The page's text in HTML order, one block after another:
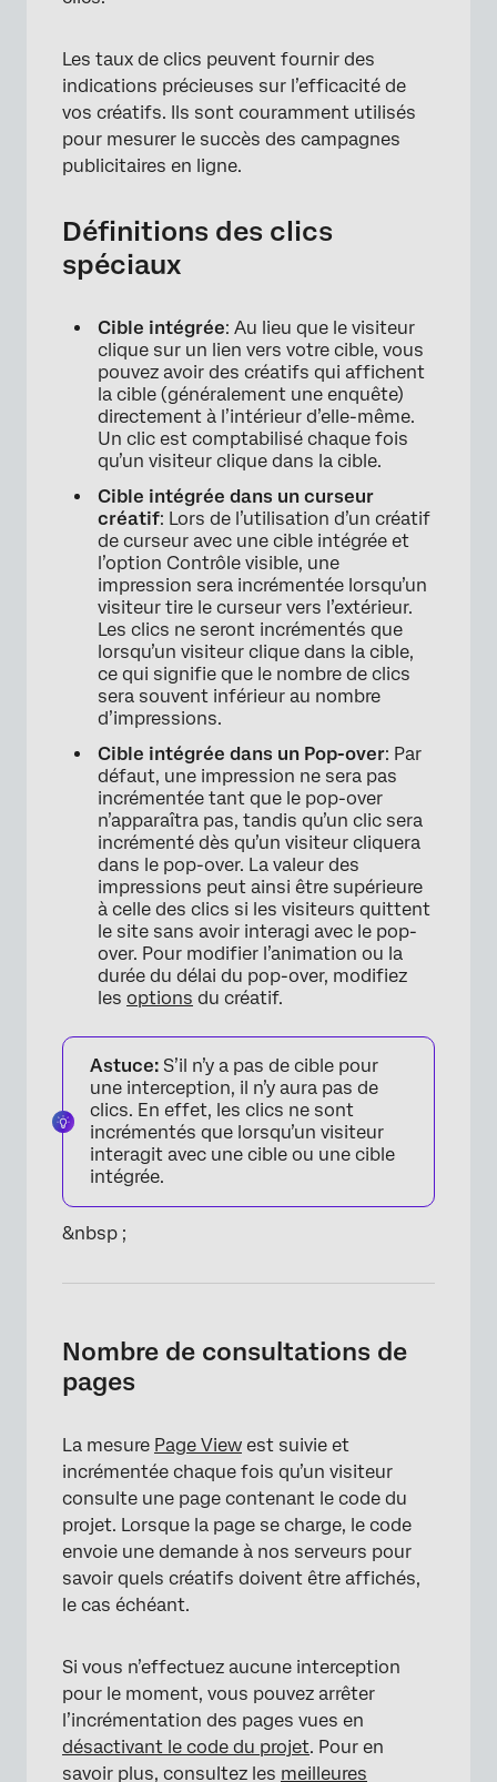
Les taux de clics peuvent fournir des
indications précieuses sur l’efficacité de
vos créatifs. Ils sont couramment utilisés
pour mesurer le succès des campagnes
publicitaires en ligne.
Définitions des clics
spéciaux
Cible intégrée: Au lieu que le visiteur
clique sur un lien vers votre cible, vous
pouvez avoir des créatifs qui affichent
la cible (généralement une enquête)
directement à l’intérieur d’elle-même.
Un clic est comptabilisé chaque fois
qu’un visiteur clique dans la cible.
Cible intégrée dans un curseur
créatif: Lors de l’utilisation d’un créatif
de curseur avec une cible intégrée et
l’option Contrôle visible, une
impression sera incrémentée lorsqu’un
visiteur tire le curseur vers l’extérieur.
Les clics ne seront incrémentés que
lorsqu’un visiteur clique dans la cible,
ce qui signifie que le nombre de clics
sera souvent inférieur au nombre
d’impressions.
Cible intégrée dans un Pop-over: Par
défaut, une impression ne sera pas
incrémentée tant que le pop-over
n’apparaîtra pas, tandis qu’un clic sera
incrémenté dès qu’un visiteur cliquera
dans le pop-over. La valeur des
impressions peut ainsi être supérieure
à celle des clics si les visiteurs quittent
le site sans avoir interagi avec le pop-
over. Pour modifier l’animation ou la
durée du délai du pop-over, modifiez
les options du créatif.
Astuce: S’il n’y a pas de cible pour
une interception, il n’y aura pas de
clics. En effet, les clics ne sont
incrémentés que lorsqu’un visiteur
interagit avec une cible ou une cible
intégrée.
&nbsp ;
Nombre de consultations de
pages
La mesure Page View est suivie et
incrémentée chaque fois qu’un visiteur
consulte une page contenant le code du
projet. Lorsque la page se charge, le code
envoie une demande à nos serveurs pour
savoir quels créatifs doivent être affichés,
le cas échéant.
Si vous n’effectuez aucune interception
pour le moment, vous pouvez arrêter
l’incrémentation des pages vues en
désactivant le code du projet. Pour en
savoir plus, consultez les meilleures